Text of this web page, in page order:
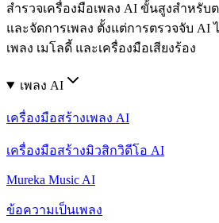
สำรวจเครื่องมือเพลง AI ขั้นสูงสำหรับ
และจัดการเพลง ตั้งแต่การตรวจจับ AI
เพลง เมโลดี้ และเครื่องมือเสียงร้อง
เพลง AI
เครื่องมือสร้างเพลง AI
เครื่องมือสร้างมิวสิกวิดีโอ AI
Mureka Music AI
ข้อความเป็นเพลง